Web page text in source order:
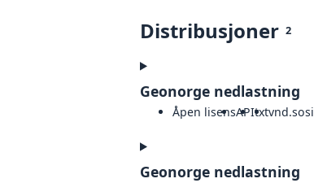
Distribusjoner 2
Geonorge nedlastning
Åpen lisensAPItxtvnd.sosi
Geonorge nedlastning